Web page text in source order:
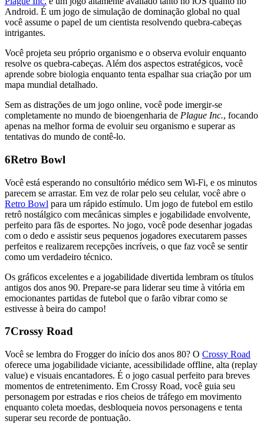
Android. É um jogo de simulação de dominação global no qual
você assume o papel de um cientista resolvendo quebra-cabeças
intrigantes.
Você projeta seu próprio organismo e o observa evoluir enquanto
resolve os quebra-cabeças. Além dos aspectos estratégicos, você
aprende sobre biologia enquanto tenta espalhar sua criação por um
mapa mundial detalhado.
Sem as distrações de um jogo online, você pode imergir-se
completamente no mundo de bioengenharia de Plague Inc., focando
apenas na melhor forma de evoluir seu organismo e superar as
tentativas do mundo de contê-lo.
6Retro Bowl
Você está esperando no consultório médico sem Wi-Fi, e os minutos
parecem se arrastar. Em vez de rolar pelo seu celular, você abre o
Retro Bowl para um rápido estímulo. Um jogo de futebol em estilo
retrô nostálgico com mecânicas simples e jogabilidade envolvente,
perfeito para fãs de esportes. No jogo, você pode desenhar jogadas
com o dedo e assistir seus pequenos jogadores executarem passes
perfeitos e realizarem recepções incríveis, o que faz você se sentir
como um verdadeiro técnico.
Os gráficos excelentes e a jogabilidade divertida lembram os títulos
antigos dos anos 90. Prepare-se para liderar seu time à vitória em
emocionantes partidas de futebol que o farão vibrar como se
estivesse à beira do campo!
7Crossy Road
Você se lembra do Frogger do início dos anos 80? O Crossy Road
oferece uma jogabilidade viciante, acessibilidade offline, alta (replay
value) e visuais encantadores. É o jogo casual perfeito para breves
momentos de entretenimento. Em Crossy Road, você guia seu
personagem por estradas e rios cheios de tráfego em movimento
enquanto coleta moedas, desbloqueia novos personagens e tenta
superar seu recorde de pontuação.